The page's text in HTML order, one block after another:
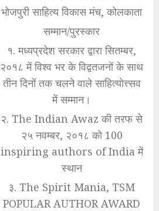
भोजपुरी साहित्य विकास मंच, कोलकाता
सम्मान/पुरस्कार
१. मध्यप्रदेश सरकार द्वारा सितम्बर,
२०१८ में विश्व भर के विद्वतजनों के साथ
तीन दिनों तक चलने वाले साहित्योत्त्सव
में सम्मान।
२. The Indian Awaz की तरफ से
२५ नवम्बर, २०१८ को 100
inspiring authors of India में
स्थान
३. The Spirit Mania, TSM
POPULAR AUTHOR AWARD